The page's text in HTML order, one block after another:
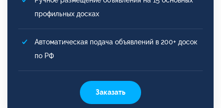
профильных досках
Автоматическая подача объявлений в 200+ досок
по РФ
Заказать